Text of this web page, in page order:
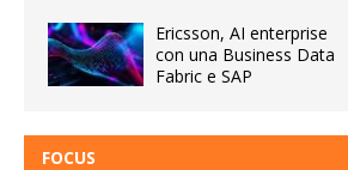
Ericsson, AI enterprise
con una Business Data
Fabric e SAP
FOCUS